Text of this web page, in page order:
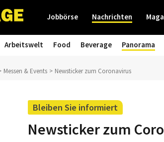
Jobbörse Nachrichten
Arbeitswelt Food Beverage Panorama
Messen & Events Newsticker zum Coronavirus
Bleiben Sie informiert
Newsticker zum